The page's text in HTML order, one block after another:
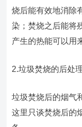
烧后能有效地消除
染；焚烧之后能将
产生的热能可以用
2.垃圾焚烧的后处
垃圾焚烧后的烟气
这里只谈焚烧后的